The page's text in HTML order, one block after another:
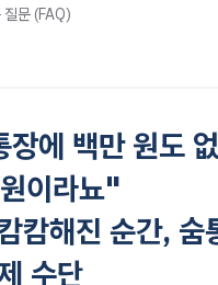
문 (FAQ)
에 백만 원도
이라뇨"
캄해진 순간, 숨
수단